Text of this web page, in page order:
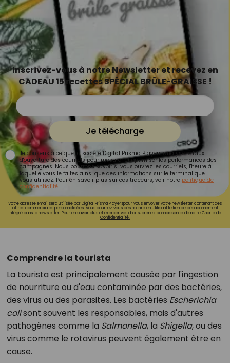
Inscrivez-vous à notre Newsletter et recevez en
CADEAU 15 recettes SPÉCIAL BRÛLE-GRAISSE !
Je télécharge
Je consens à ce que la société Digital Prisma Players analyse le taux
d'ouverture des courriels pour mesurer et optimiser les performances des
campagnes. Nous pourrons savoir si vous ouvrez les courriels, l'heure à
laquelle vous le faites ainsi que des informations sur le terminal que
vous utilisez. Pour en savoir plus sur ces traceurs, voir notre politique de
confidentialité.
Votre adresse email sera utilisée par Digital Prisma Playerspour vous envoyer votre newsletter contenant des
offres commerciales personnalisées. Vous pourrez vous désinscrire en utilisant le lien de désabonnement
intégré dans la newsletter. Pour en savoir plus et exercer vos droits, prenez connaissance de notreCharte de
Confidentialité.
Comprendre la tourista
La tourista est principalement causée par l'ingestion
de nourriture ou d'eau contaminée par des bactéries,
des virus ou des parasites. Les bactéries Escherichia
colisont souvent les responsables, mais d'autres
pathogènes comme la Salmonella, la Shigella, ou des
virus comme le rotavirus peuvent également être en
cause.